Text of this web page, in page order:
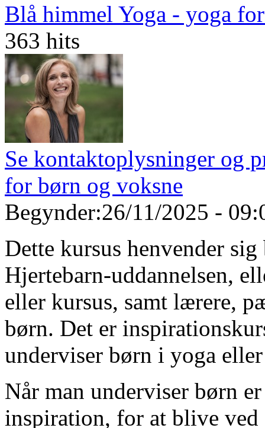
Blå himmel Yoga - yoga
363 hits
Se kontaktoplysninger og
for børn og voksne
Begynder:26/11/2025 -
Dette kursus henvender
Hjertebarn-uddannelsen,
eller kursus, samt lærere,
børn. Det er
underviser børn i yoga
Når man underviser børn
inspiration, for at blive ved